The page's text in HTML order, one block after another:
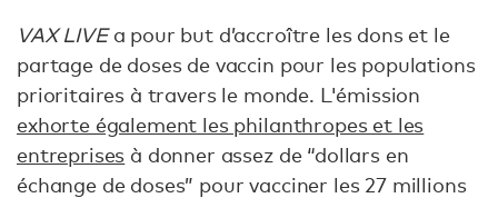
VAX LIVEa pour but d’accroître les dons et le
partage de doses de vaccin pour les populations
prioritaires à travers le monde. L'émission
exhorte également les philanthropes et les
entreprises à donner assez de “dollars en
échange de doses” pour vacciner les 27 millions